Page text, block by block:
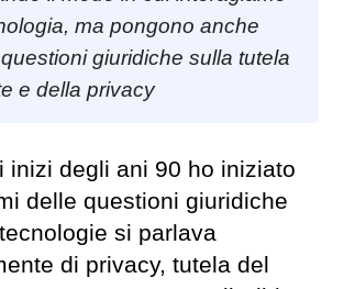
ma pongono anche
giuridiche sulla tutela
e della privacy
inizi degli ani 90 ho iniziato
delle questioni giuridiche
si parlava
di privacy, tutela del